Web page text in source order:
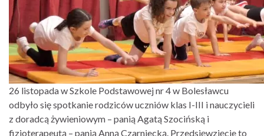
26 listopada w Szkole Podstawowej nr 4 w Bolesławcu
odbyło się spotkanie rodziców uczniów klas I-III i nauczycieli
z doradcą żywieniowym – panią Agatą Szocińską i
fizjoterapeutą – panią Anną Czarniecką. Przedsięwzięcie to